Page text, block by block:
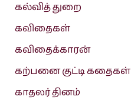
கல்வித் துறை
கவிதைகள்
கவிதைக்காரன்
கற்பனை குட்டி கதைகள்
காதலர் தினம்